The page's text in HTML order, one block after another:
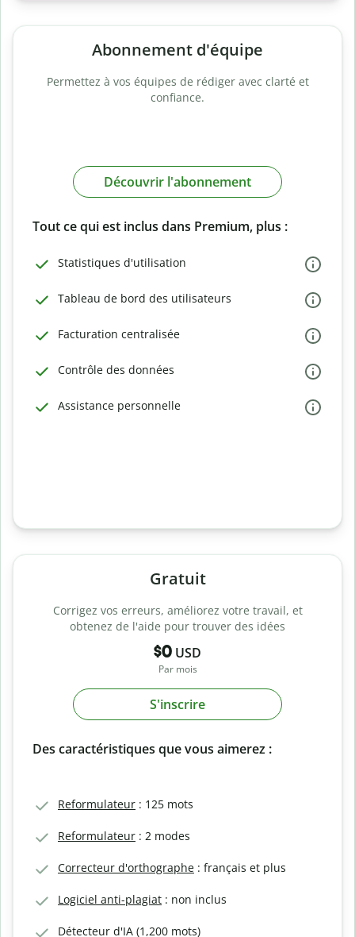
Abonnement d'équipe
Permettez à vos équipes de rédiger avec clarté et
confiance.
Découvrir l'abonnement
Tout ce qui est inclus dans Premium, plus :
Statistiques d'utilisation
Tableau de bord des utilisateurs
Facturation centralisée
Contrôle des données
Assistance personnelle
Gratuit
Corrigez vos erreurs, améliorez votre travail, et
obtenez de l'aide pour trouver des idées
$0 USD
Par mois
S'inscrire
Des caractéristiques que vous aimerez :
Reformulateur : 125 mots
Reformulateur : 2 modes
Correcteur d'orthographe : français et plus
Logiciel anti-plagiat : non inclus
Détecteur d'IA (1,200 mots)